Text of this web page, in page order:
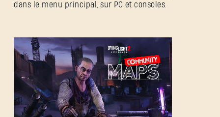
dans le menu principal, sur PC et consoles.